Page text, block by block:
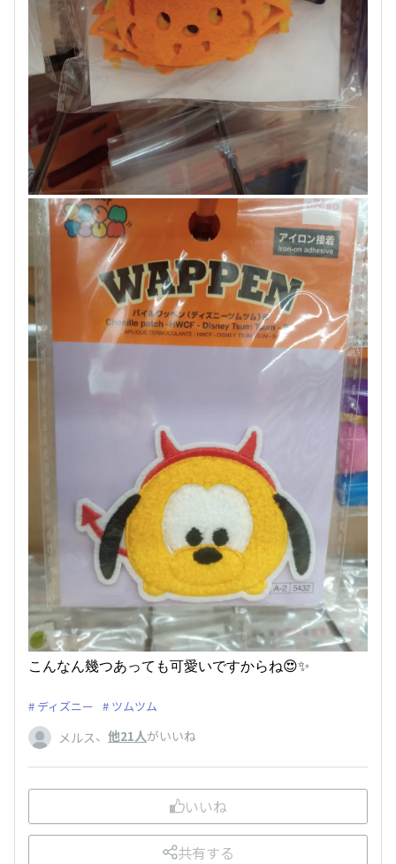
こんなん幾つあっても可愛いですからね😍✨
ディズニー ツムツム
メルス、 他21人がいいね
いいね
共有する